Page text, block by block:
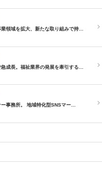
業領域を拡大、新たな取り組みで持…
成長。福祉業界の発展を牽引する…
事務所。 地域特化型SNSマー…